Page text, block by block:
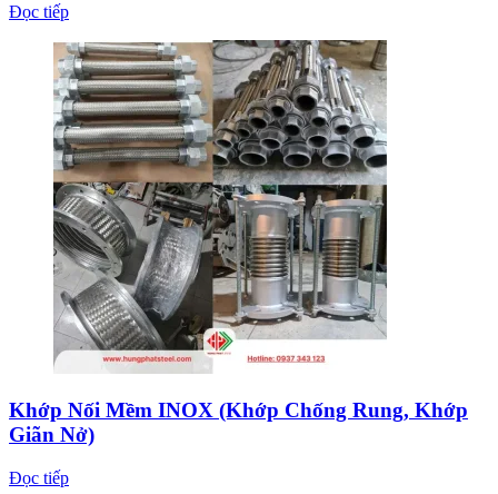
Đọc tiếp
Khớp Nối Mềm INOX (Khớp Chống Rung, Khớp
Giãn Nở)
Đọc tiếp